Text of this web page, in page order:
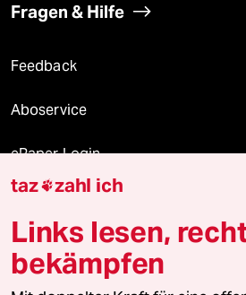
Fragen & Hilfe
Feedback
Aboservice
ePaper Login
Downloads für Abonnierende
© 2026 taz Verlags und Vertriebs
taz zahl ich
Links lesen,
bekämpfen